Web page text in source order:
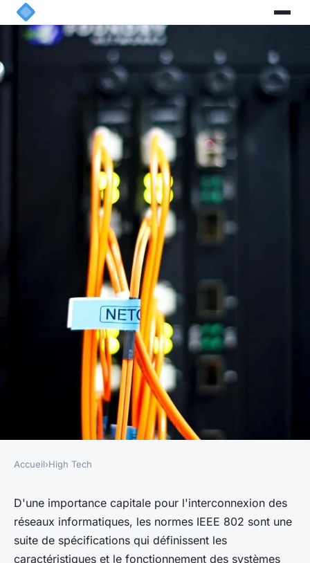
HIGH TECH
Fonctionnement des normes
IEEE 802 pour les réseaux
informatiques
Accueil›High Tech
D'une importance capitale pour l'interconnexion des
réseaux informatiques, les normes IEEE 802 sont une
suite de spécifications qui définissent les
caractéristiques et le fonctionnement des systèmes